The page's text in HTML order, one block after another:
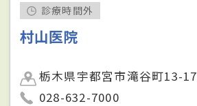
診療時間外
村山医院
栃木県宇都宮市滝谷町13-17
028-632-7000